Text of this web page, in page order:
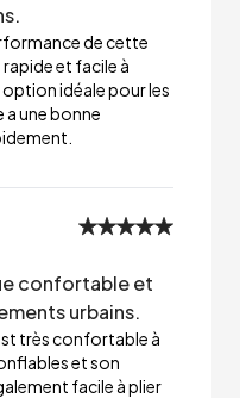
de cette
et facile à
idéale pour les
une bonne
confortable et
urbains.
très confortable à
et son
facile à plier